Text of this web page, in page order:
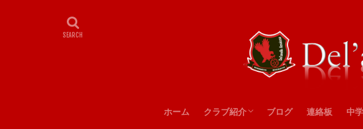
ホーム クラブ紹介 ブログ 連絡板 中